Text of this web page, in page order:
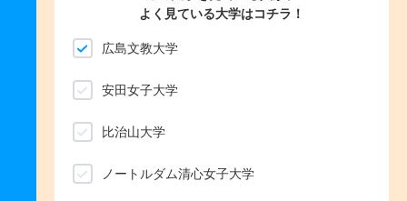
よく見ている大学はコチラ！
広島文教大学
安田女子大学
比治山大学
ノートルダム清心女子大学